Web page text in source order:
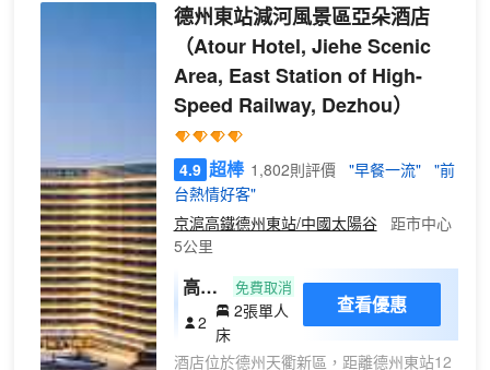
眠床
墊
+可
投屏
65寸
電
視）
德州東站減河風景區亞朵酒店
（Atour Hotel, Jiehe Scenic
Area, East Station of High-
Speed Railway, Dezhou）
4.9 超棒 1,802則評價 "早餐一流"
"前
台熱情好客"
京滬高鐵德州東站/中國太陽谷
距市中心
5公里
高級
雙床
（小
免費取消
2
2張單人
床
查看優惠
酒店位於德州天衢新區，距離德州東站12